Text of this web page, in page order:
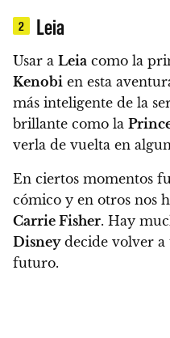
2 Leia
Usar a Leia como la
Kenobi en esta
más inteligente de la
brillante como la
verla de vuelta en
En ciertos momentos
cómico y en otros nos
Carrie Fisher. Hay
Disneydecide volver a
futuro.